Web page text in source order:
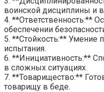
воинской дисциплины и
4. **Ответственность:**
обеспечении
5. **Стойкость:** Умение
испытания.
6. **Инициативность:**
в сложных ситуациях.
7. **Товарищество:**
товарищу в беде.